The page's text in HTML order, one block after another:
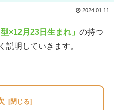
2024.01.11
型×12月23日生まれ」 の持つ
説明していきます。